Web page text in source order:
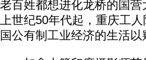
老百姓都想进化龙桥的国
上世纪50年代起，重庆工
国公有制工业经济的生活以